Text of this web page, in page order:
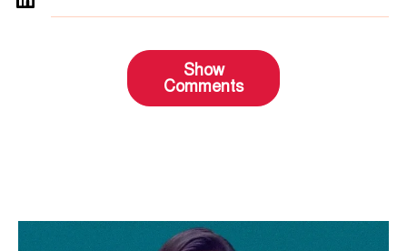
Show
Comments